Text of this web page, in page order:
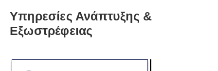
Υπηρεσίες Ανάπτυξης &
Εξωστρέφειας